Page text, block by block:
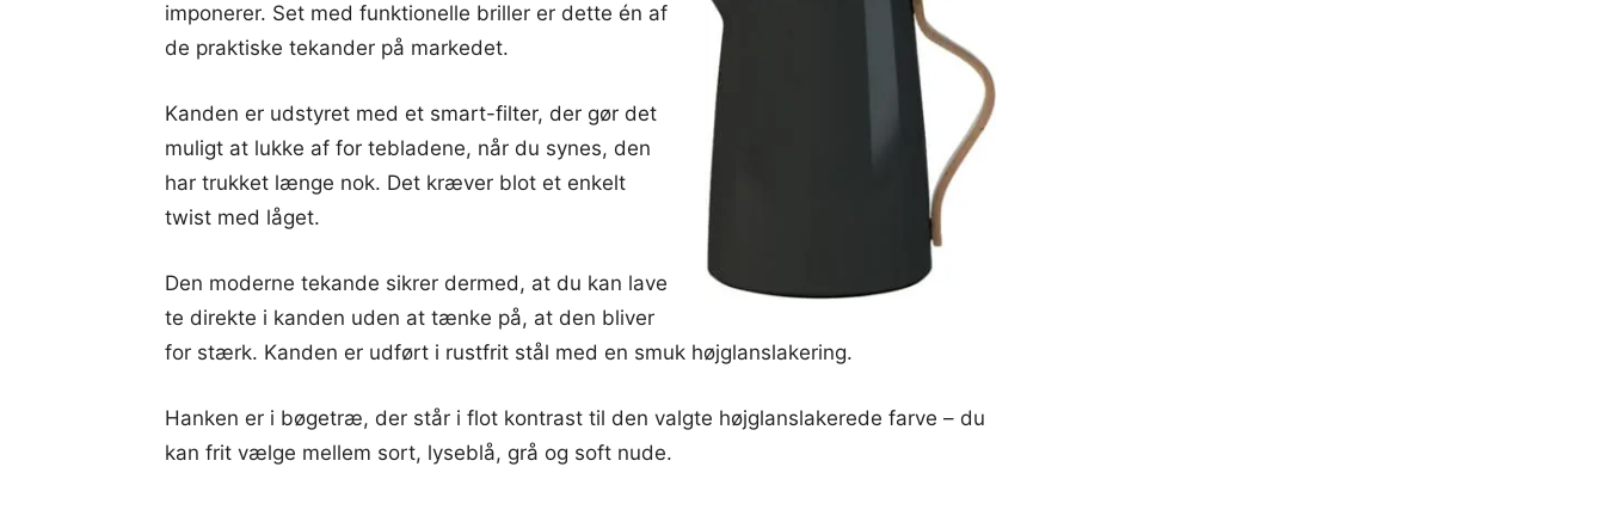
imponerer. Set med funktionelle briller er dette én af
de praktiske tekander på markedet.
Kanden er udstyret med et smart-filter, der gør det
muligt at lukke af for tebladene, når du synes, den
har trukket længe nok. Det kræver blot et enkelt
twist med låget.
Den moderne tekande sikrer dermed, at du kan lave
te direkte i kanden uden at tænke på, at den bliver
for stærk. Kanden er udført i rustfrit stål med en smuk højglanslakering.
Hanken er i bøgetræ, der står i flot kontrast til den valgte højglanslakerede farve – du
kan frit vælge mellem sort, lyseblå, grå og soft nude.